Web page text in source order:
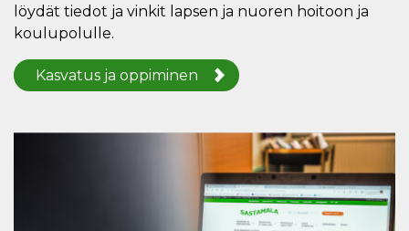
löydät tiedot ja vinkit lapsen ja nuoren hoitoon ja
koulupolulle.
Kasvatus ja oppiminen